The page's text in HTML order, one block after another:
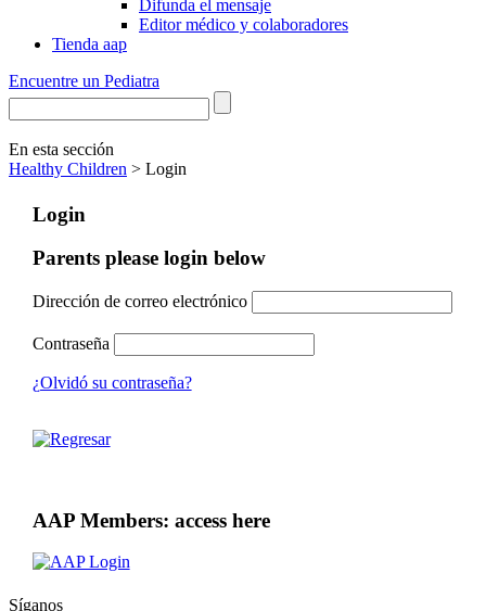
Difunda el mensaje
Editor médico y colaboradores
Tienda aap
Encuentre un Pediatra
En esta sección
Healthy Children > Login
Login
Parents please login below
Dirección de correo electrónico
Contraseña
¿Olvidó su contraseña?
AAP Members: access here
Síganos